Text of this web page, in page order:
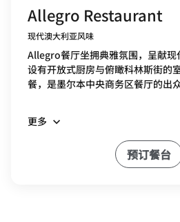
Allegro Restaurant
现代澳大利亚风味
Allegro餐厅坐拥典雅氛围，呈献现
设有开放式厨房与俯瞰科林斯街的
餐，是墨尔本中央商务区餐厅的出众
更多
预订餐台